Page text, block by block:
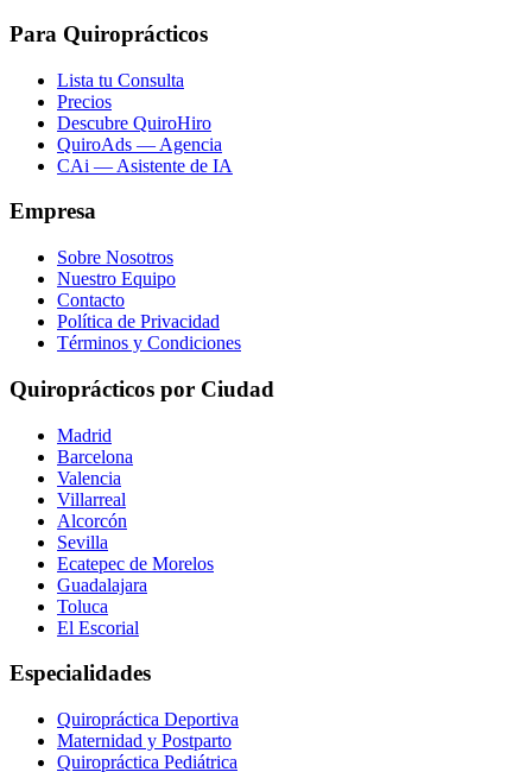
Para Quiroprácticos
Lista tu Consulta
Precios
Descubre QuiroHiro
QuiroAds — Agencia
CAi — Asistente de IA
Empresa
Sobre Nosotros
Nuestro Equipo
Contacto
Política de Privacidad
Términos y Condiciones
Quiroprácticos por Ciudad
Madrid
Barcelona
Valencia
Villarreal
Alcorcón
Sevilla
Ecatepec de Morelos
Guadalajara
Toluca
El Escorial
Especialidades
Quiropráctica Deportiva
Maternidad y Postparto
Quiropráctica Pediátrica